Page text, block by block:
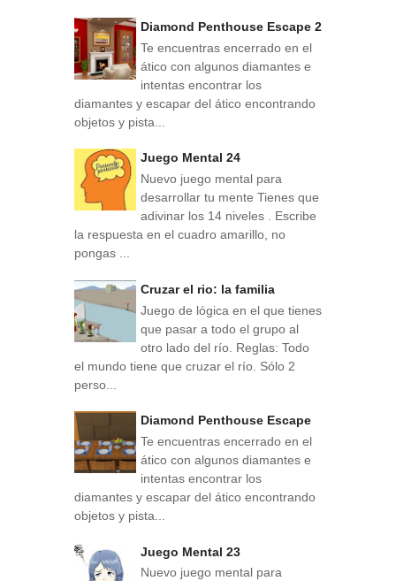
Diamond Penthouse Escape 2
Te encuentras encerrado en el
ático con algunos diamantes e
intentas encontrar los
diamantes y escapar del ático encontrando
objetos y pista...
Juego Mental 24
Nuevo juego mental para
desarrollar tu mente Tienes que
adivinar los 14 niveles . Escribe
la respuesta en el cuadro amarillo, no
pongas ...
Cruzar el rio: la familia
Juego de lógica en el que tienes
que pasar a todo el grupo al
otro lado del río. Reglas: Todo
el mundo tiene que cruzar el río. Sólo 2
perso...
Diamond Penthouse Escape
Te encuentras encerrado en el
ático con algunos diamantes e
intentas encontrar los
diamantes y escapar del ático encontrando
objetos y pista...
Juego Mental 23
Nuevo juego mental para